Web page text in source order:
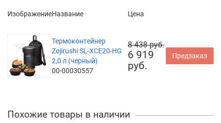
ИзображениеНазвание Цена
Термоконтейнер
Zojirushi SL-XCE20-HG
2,0 л (черный)
00-00030557
8 438 руб.
6 919
руб.
Предзаказ
Похожие товары в наличии